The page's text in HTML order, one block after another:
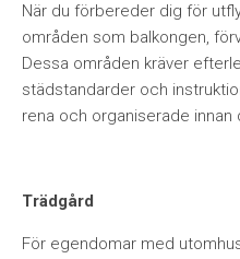
När du förbereder dig för
områden som balkongen,
Dessa områden kräver
städstandarder och
rena och organiserade
Trädgård
För egendomar med